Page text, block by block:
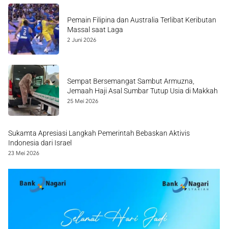
Pemain Filipina dan Australia Terlibat Keributan
Massal saat Laga
2 Juni 2026
Sempat Bersemangat Sambut Armuzna,
Jemaah Haji Asal Sumbar Tutup Usia di Makkah
25 Mei 2026
Sukamta Apresiasi Langkah Pemerintah Bebaskan Aktivis
Indonesia dari Israel
23 Mei 2026